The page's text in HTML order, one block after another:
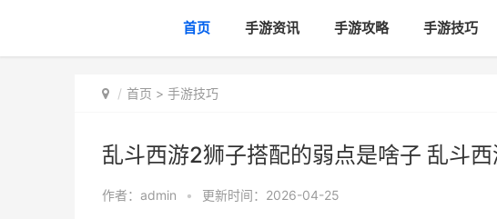
首页 手游资讯 手游攻略 手游技巧
首页 > 手游技巧
乱斗西游2狮子搭配的弱点是啥子 乱斗
作者： admin • 更新时间：2026-04-25